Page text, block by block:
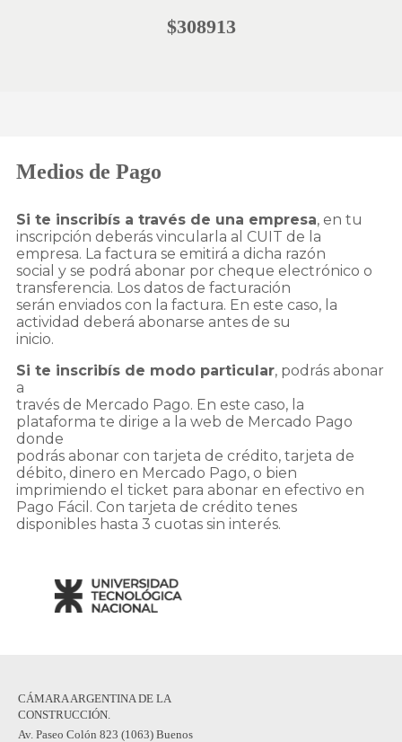
$308913
Medios de Pago
Si te inscribís a través de una empresa, en tu
inscripción deberás vincularla al CUIT de la
empresa. La factura se emitirá a dicha razón
social y se podrá abonar por cheque electrónico o
transferencia. Los datos de facturación
serán enviados con la factura. En este caso, la
actividad deberá abonarse antes de su
inicio.
Si te inscribís de modo particular, podrás abonar
a
través de Mercado Pago. En este caso, la
plataforma te dirige a la web de Mercado Pago
donde
podrás abonar con tarjeta de crédito, tarjeta de
débito, dinero en Mercado Pago, o bien
imprimiendo el ticket para abonar en efectivo en
Pago Fácil. Con tarjeta de crédito tenes
disponibles hasta 3 cuotas sin interés.
CÁMARA ARGENTINA DE LA
CONSTRUCCIÓN.
Av. Paseo Colón 823 (1063) Buenos